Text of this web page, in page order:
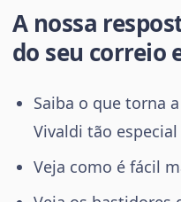
A nossa
do seu correio
Saiba o que torna
Vivaldi tão especial
Veja como é fácil